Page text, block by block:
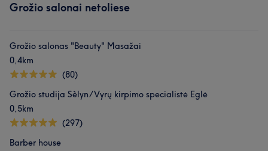
Grožio salonai netoliese
Grožio salonas "Beauty" Masažai
0,4km
(80)
Grožio studija Sèlyn/Vyrų kirpimo specialistė Eglė
0,5km
(297)
Barber house